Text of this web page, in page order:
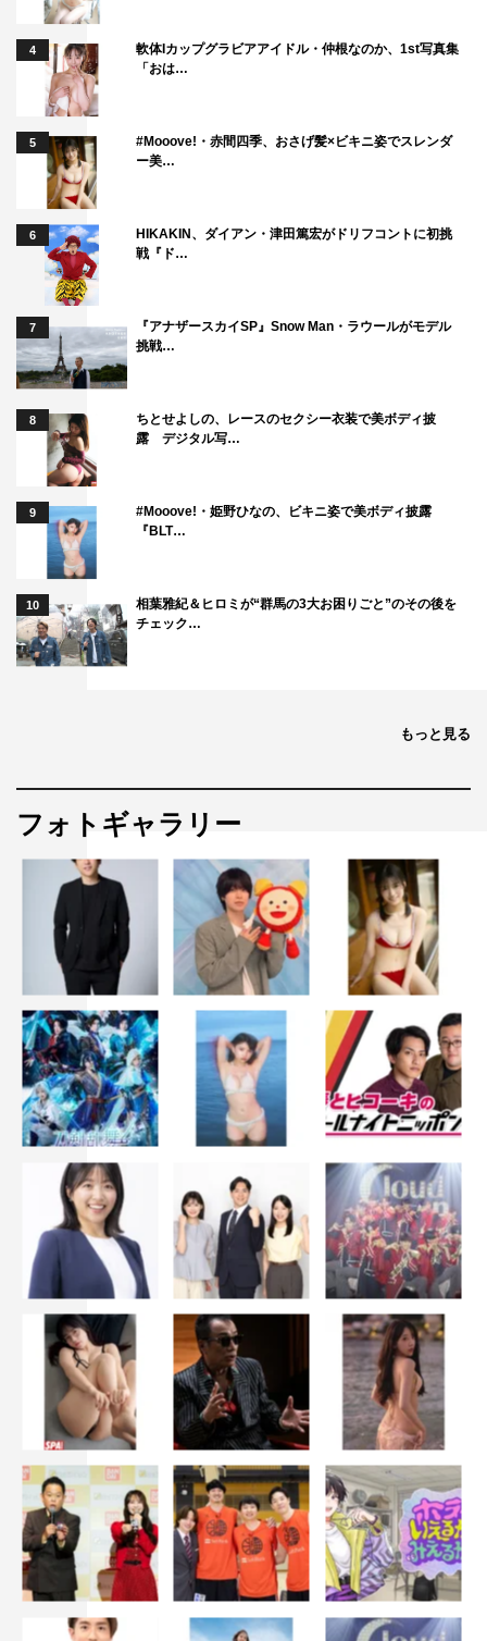
は、指輪選び、式場の予約、新居探し…など、新生活に向
けて動き出す！
そんな中、「虎松の親にあいさつしたい」とこころの母・
伊織（麻生久美子）と父・海造（吉田鋼太郎）が言い出す
も、虎松はなぜかそれを拒否。こころに「しつこいな」と
声を荒げてしまい、2人は気まずい空気になってしまう。
考えてみれば、虎松の父親のことも、前妻との離婚の理由
も、何も知らない。自分はすべてを告白したのに、秘密を
抱えたまま何も教えてくれない虎松に、不満を募らせてゆ
くこころ。そんな様子を見た相棒のカメラマン・加賀美圭
介（町田啓太）は、こころに「じゃぁ別れちゃえば？」と
言い放つ。
一方、春陽町で発生した殺人事件のことで本庁捜査一課の
警部・南十字初（新納慎也）に呼び出された虎松は、捜査
会議に出席することに。会議では、
発生している3件の事件と、先日の事件は《遺体から血を
抜く》という手口が同じだったことから、同一犯による連
続殺人事件として捜査することが決定。
事件後、「わっしょいクリーニング」に持ち込まれた血の
ついたハンカチを分析した結果、被害者の血液であること
が判明したため、虎松は南十字から若手刑事・闇原漣（井
上祐貴）とペアを組んで、ハンカチを預けた人物を特定す
漣はまつりの息子・五十嵐大五郎（曽田陵介）が描いた落
ついに明かされる夫の秘密――。
そしてこころに忍び寄る、怪しい影の正体とは…？
番組情報
『unknown（アンノウン）』
テレビ朝日系
毎週火曜 午後9時～9時54分
番組HP：https://www.tv-asahi.co.jp/unknown/
Twitter：@unknown_ex2023
Instagram： @unknown_ex2023
TikTok：@unknown_ex2023
「動画、はじめてみました」（テレビ朝日公式）：
https://www.youtube.com/channel/UCkGCQ4TN-
8gvb8QCYIqygHw
©テレビ朝日
千葉雄大 吉田鋼太郎 田中圭
4
軟体Iカップグラビアアイドル・仲根なのか、1st写真集
「おは…
5
#Mooove!・赤間四季、おさげ髪×ビキニ姿でスレンダ
ー美…
6
HIKAKIN、ダイアン・津田篤宏がドリフコントに初挑
戦『ド…
7
『アナザースカイSP』Snow Man・ラウールがモデル
挑戦…
8
ちとせよしの、レースのセクシー衣装で美ボディ披
露 デジタル写…
9
#Mooove!・姫野ひなの、ビキニ姿で美ボディ披露
『BLT…
10
相葉雅紀＆ヒロミが“群馬の3大お困りごと”のその後を
チェック…
もっと見る
フォトギャラリー